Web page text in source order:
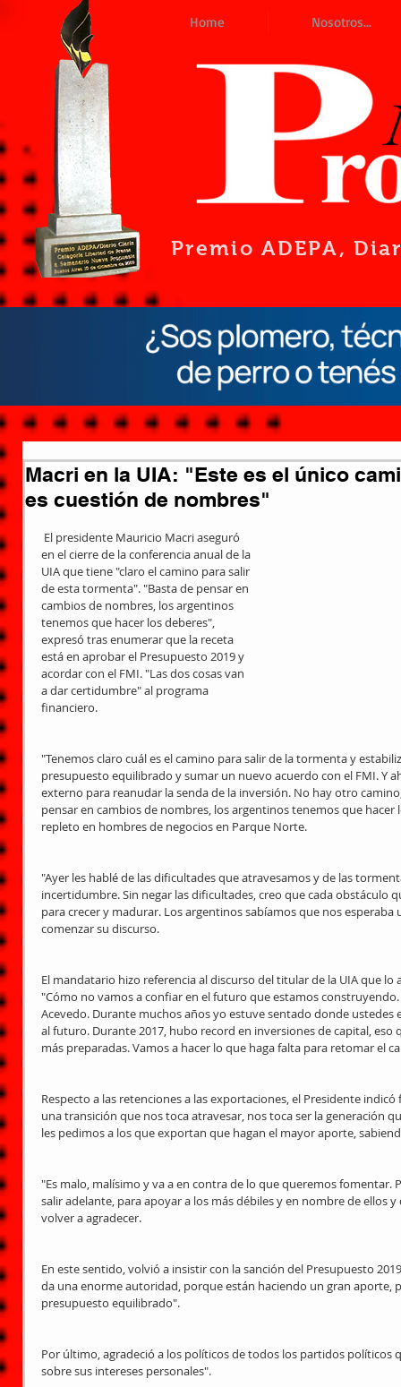
Home Nosotros...
Premio ADEPA,
Macri en la UIA: "Este es el único
es cuestión de nombres"
en el cierre de la conferencia anual de la
UIA que tiene "claro el camino para salir
de esta tormenta". "Basta de pensar en
cambios de nombres, los argentinos
tenemos que hacer los deberes",
expresó tras enumerar que la receta
está en aprobar el Presupuesto 2019 y
acordar con el FMI. "Las dos cosas van
a dar certidumbre" al programa
financiero.
"Tenemos claro cuál es el camino para salir de la tormenta y
presupuesto equilibrado y sumar un nuevo acuerdo con el FMI. Y
externo para reanudar la senda de la inversión. No hay otro
pensar en cambios de nombres, los argentinos tenemos que
repleto en hombres de negocios en Parque Norte.
"Ayer les hablé de las dificultades que atravesamos y de las
incertidumbre. Sin negar las dificultades, creo que cada obstáculo
para crecer y madurar. Los argentinos sabíamos que nos
comenzar su discurso.
El mandatario hizo referencia al discurso del titular de la UIA que
"Cómo no vamos a confiar en el futuro que estamos
Acevedo. Durante muchos años yo estuve sentado donde ustedes
al futuro. Durante 2017, hubo record en inversiones de capital,
más preparadas. Vamos a hacer lo que haga falta para retomar el
Respecto a las retenciones a las exportaciones, el Presidente
una transición que nos toca atravesar, nos toca ser la generación
les pedimos a los que exportan que hagan el mayor aporte,
"Es malo, malísimo y va a en contra de lo que queremos
salir adelante, para apoyar a los más débiles y en nombre de ellos
volver a agradecer.
En este sentido, volvió a insistir con la sanción del Presupuesto
da una enorme autoridad, porque están haciendo un gran aporte,
presupuesto equilibrado".
Por último, agradeció a los políticos de todos los partidos políticos
sobre sus intereses personales".